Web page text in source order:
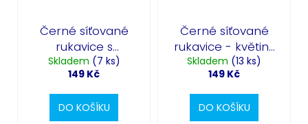
Černé síťované
rukavice s
netopýry 38 cm
Skladem (7 ks)
149 Kč
DO KOŠÍKU
Černé síťované
rukavice - květiny
38 cm
Skladem (13 ks)
149 Kč
DO KOŠÍKU